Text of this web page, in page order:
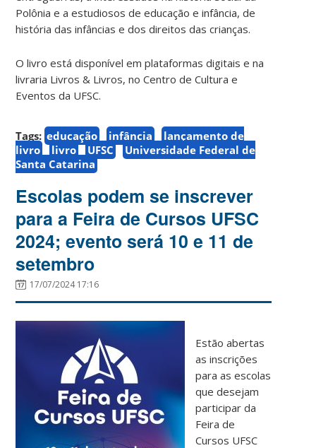
Polônia e a estudiosos de educação e infância, de
história das infâncias e dos direitos das crianças.
O livro está disponível em plataformas digitais e na
livraria Livros & Livros, no Centro de Cultura e
Eventos da UFSC.
Tags: educação infância
lançamento de
livro
livro UFSC
Universidade Federal de
Santa Catarina
Escolas podem se inscrever
para a Feira de Cursos UFSC
2024; evento será 10 e 11 de
setembro
17/07/2024 17:16
Estão abertas
as inscrições
para as escolas
que desejam
participar da
Feira de
Cursos UFSC